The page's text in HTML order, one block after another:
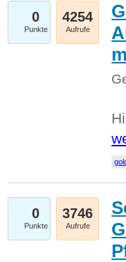
0
Punkte
4254
Aufrufe
0
Punkte
3746
Aufrufe